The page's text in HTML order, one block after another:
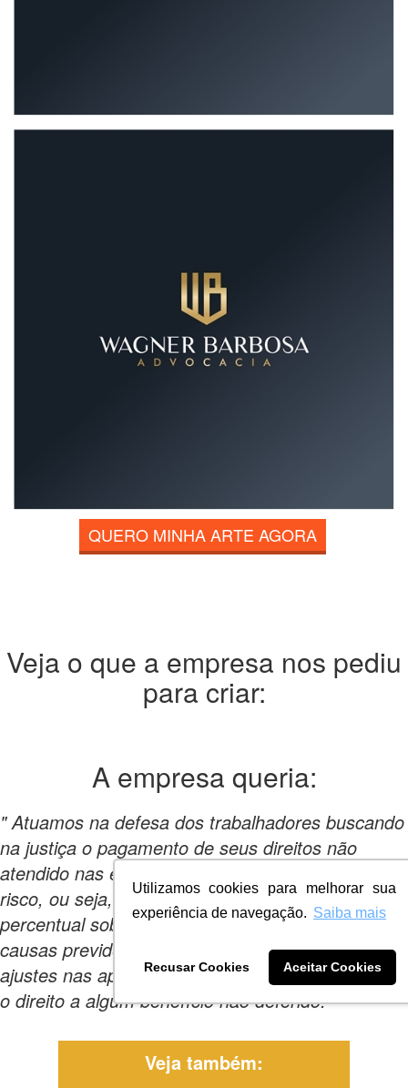
Utilizamos cookies para melhorar sua
experiência de navegação. Saiba mais
Recusar Cookies Aceitar Cookies
QUERO MINHA ARTE AGORA
Veja o que a empresa nos pediu
para criar:
A empresa queria:
" Atuamos na defesa dos trabalhadores buscando
na justiça o pagamento de seus direitos não
atendido nas empresas. O contrato sempre é de
risco, ou seja, se houver vitória recebemos um
percentual sobre êxito ou valor alcançado. Nas
causas previdenciárias, buscamos correções ou
ajustes nas aposentadorias existentes ou garantir
o direito a algum benefício não deferido. "
Veja também: